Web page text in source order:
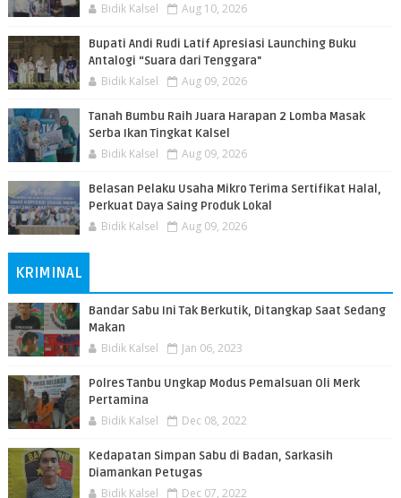
Bidik Kalsel Aug 10, 2026
Bupati Andi Rudi Latif Apresiasi Launching Buku
Antalogi “Suara dari Tenggara"
Bidik Kalsel Aug 09, 2026
Tanah Bumbu Raih Juara Harapan 2 Lomba Masak
Serba Ikan Tingkat Kalsel
Bidik Kalsel Aug 09, 2026
Belasan Pelaku Usaha Mikro Terima Sertifikat Halal,
Perkuat Daya Saing Produk Lokal
Bidik Kalsel Aug 09, 2026
KRIMINAL
Bandar Sabu Ini Tak Berkutik, Ditangkap Saat Sedang
Makan
Bidik Kalsel Jan 06, 2023
Polres Tanbu Ungkap Modus Pemalsuan Oli Merk
Pertamina
Bidik Kalsel Dec 08, 2022
Kedapatan Simpan Sabu di Badan, Sarkasih
Diamankan Petugas
Bidik Kalsel Dec 07, 2022